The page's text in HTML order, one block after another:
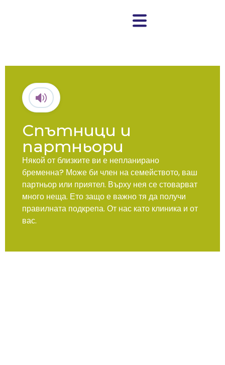
Спътници и
партньори
Някой от близките ви е непланирано
бременна? Може би член на семейството, ваш
партньор или приятел. Върху нея се стоварват
много неща. Ето защо е важно тя да получи
правилната подкрепа. От нас като клиника и от
вас.